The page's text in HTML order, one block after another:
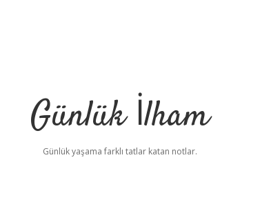
Günlük İlham
Günlük yaşama farklı tatlar katan notlar.